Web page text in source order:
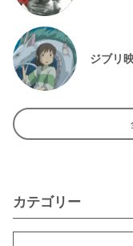
ジブリ
カテゴリー